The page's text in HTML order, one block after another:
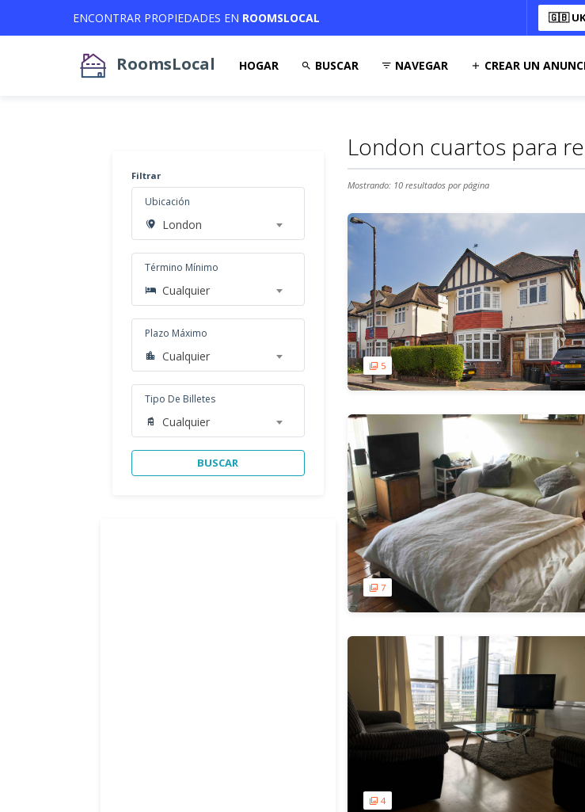
ENCONTRAR PROPIEDADES EN ROOMSLOCAL 🇬🇧
RoomsLocal HOGAR BUSCAR NAVEGAR CREAR UN
Filtrar
Ubicación
London
Término Mínimo
Cualquier
Plazo Máximo
Cualquier
Tipo De Billetes
Cualquier
BUSCAR
London cuartos para
Mostrando: 10 resultados por página
5
7
4